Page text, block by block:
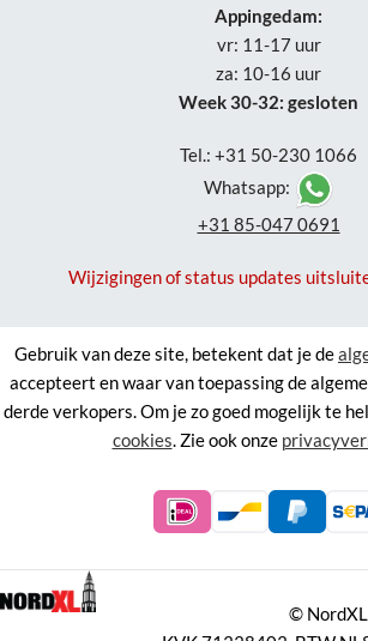
Appingedam:
vr: 11-17 uur
za: 10-16 uur
Week 30-32: gesloten
Tel.: +31 50-230 1066
Whatsapp:
+31 85-047 0691
Wijzigingen of status updates
Gebruik van deze site, betekent dat je de
accepteert en waar van toepassing de
derde verkopers. Om je zo goed mogelijk te
cookies. Zie ook onze
© NordXL